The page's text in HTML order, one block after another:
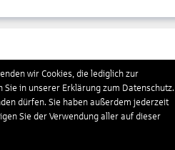
wir Cookies, die lediglich zur
in unserer Erklärung zum Datenschutz.
dürfen. Sie haben außerdem jederzeit
Sie der Verwendung aller auf dieser